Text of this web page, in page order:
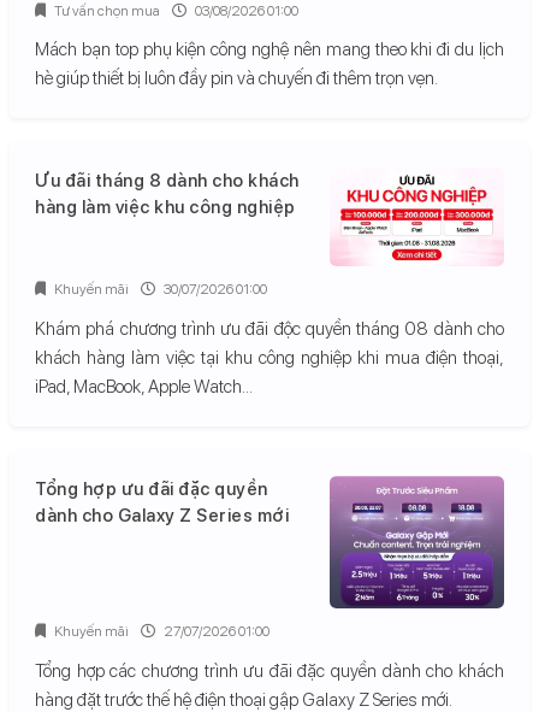
Mách bạn top phụ kiện công nghệ nên mang theo khi đi du lịch
hè giúp thiết bị luôn đầy pin và chuyến đi thêm trọn vẹn.
Tư vấn chọn mua 03/08/2026 01:00
Ưu đãi tháng 8 dành cho khách
hàng làm việc khu công nghiệp
Khám phá chương trình ưu đãi độc quyền tháng 08 dành cho
khách hàng làm việc tại khu công nghiệp khi mua điện thoại,
iPad, MacBook, Apple Watch...
Khuyến mãi 30/07/2026 01:00
Tổng hợp ưu đãi đặc quyền
dành cho Galaxy Z Series mới
Tổng hợp các chương trình ưu đãi đặc quyền dành cho khách
hàng đặt trước thế hệ điện thoại gập Galaxy Z Series mới.
Khuyến mãi 27/07/2026 01:00